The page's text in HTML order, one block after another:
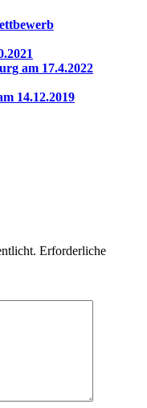
am 17.4.2022
14.12.2019
Erforderliche